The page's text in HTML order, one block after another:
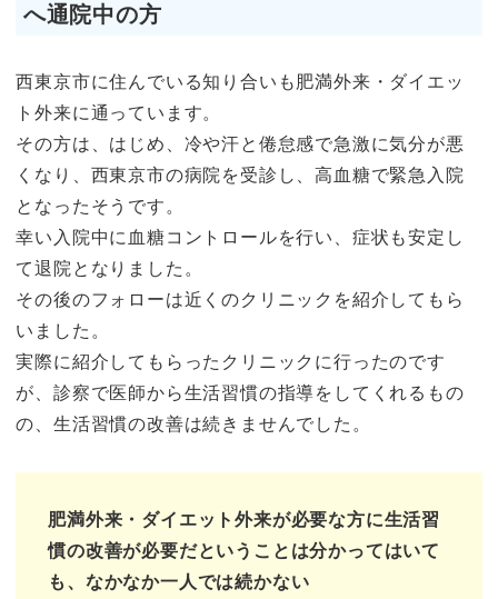
へ通院中の方
西東京市に住んでいる知り合いも肥満外来・ダイエッ
ト外来に通っています。
その方は、はじめ、冷や汗と倦怠感で急激に気分が悪
くなり、西東京市の病院を受診し、高血糖で緊急入院
となったそうです。
幸い入院中に血糖コントロールを行い、症状も安定し
て退院となりました。
その後のフォローは近くのクリニックを紹介してもら
いました。
実際に紹介してもらったクリニックに行ったのです
が、診察で医師から生活習慣の指導をしてくれるもの
の、生活習慣の改善は続きませんでした。
肥満外来・ダイエット外来が必要な方に生活習
慣の改善が必要だということは分かってはいて
も、なかなか一人では続かない